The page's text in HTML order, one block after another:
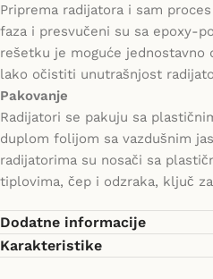
Priprema radijatora i sam
faza i presvučeni su sa epoxy-
rešetku je moguće jednostavno
lako očistiti unutrašnjost
Pakovanje
Radijatori se pakuju sa
duplom folijom sa vazdušnim
radijatorima su nosači sa
tiplovima, čep i odzraka, ključ
Dodatne informacije
Karakteristike